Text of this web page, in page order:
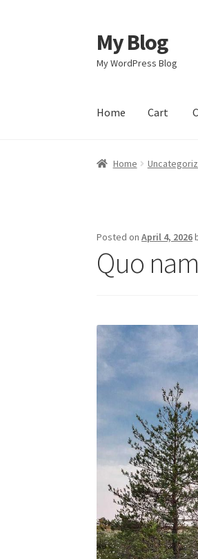
Skip
to
navigation
Skip
to
content
My Blog
My WordPress Blog
Home Cart
Home Checkout
Home
Posted onApril 4, 2026
Quo